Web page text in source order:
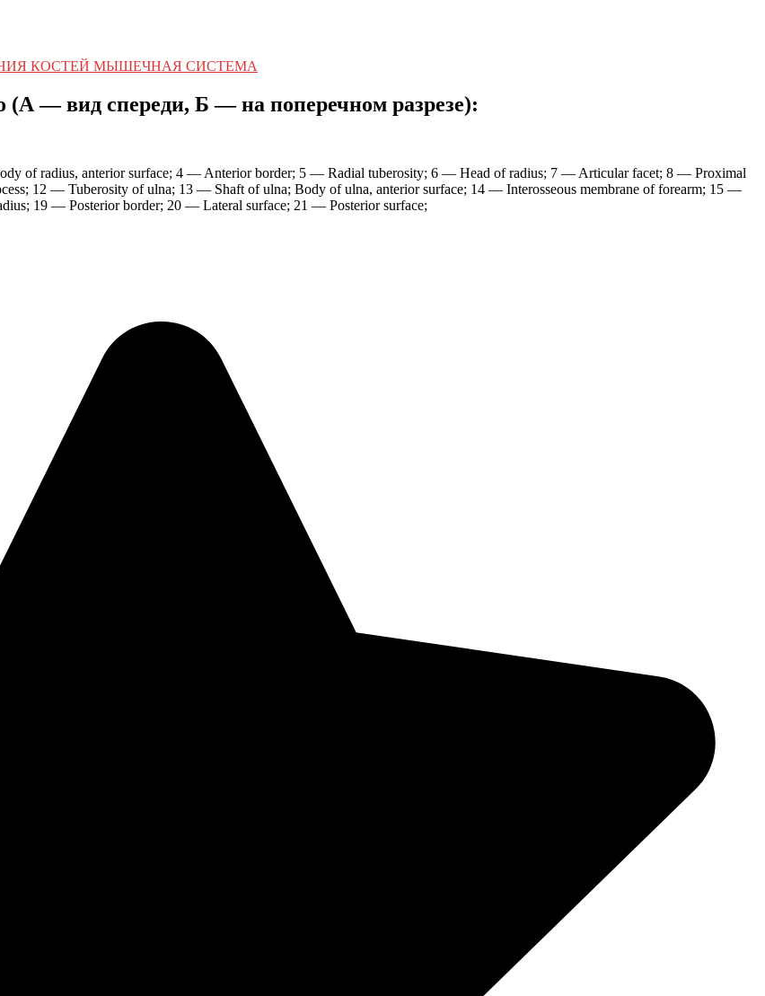
КОСТЕЙ МЫШЕЧНАЯ СИСТЕМА
(А — вид спереди, Б — на поперечном разрезе):
of radius, anterior surface; 4 — Anterior border; 5 — Radial tuberosity; 6 — Head of radius; 7 — Articular facet; 8 — Proximal
12 — Tuberosity of ulna; 13 — Shaft of ulna; Body of ulna, anterior surface; 14 — Interosseous membrane of forearm; 15 —
19 — Posterior border; 20 — Lateral surface; 21 — Posterior surface;